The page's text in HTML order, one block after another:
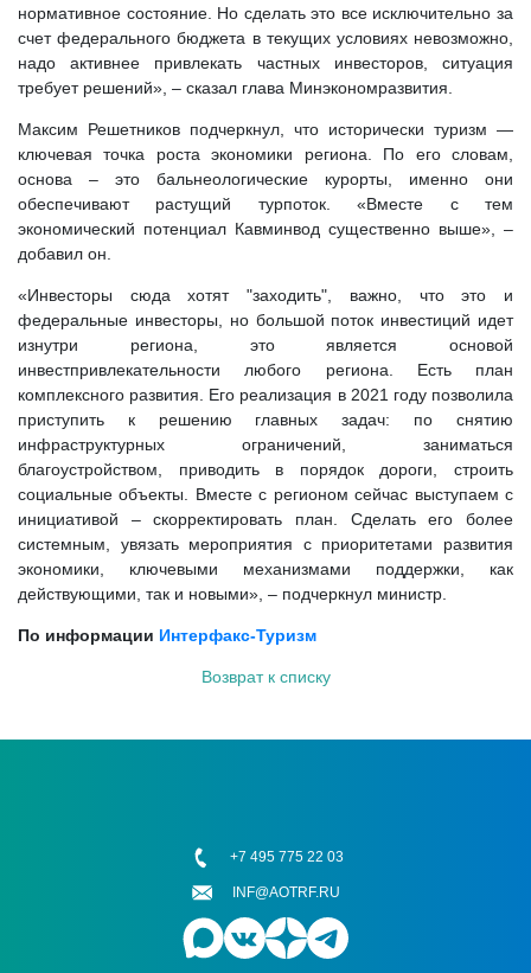
нормативное состояние. Но сделать это все исключительно за
счет федерального бюджета в текущих условиях невозможно,
надо активнее привлекать частных инвесторов, ситуация
требует решений», – сказал глава Минэкономразвития.
Максим Решетников подчеркнул, что исторически туризм —
ключевая точка роста экономики региона. По его словам,
основа – это бальнеологические курорты, именно они
обеспечивают растущий турпоток. «Вместе с тем
экономический потенциал Кавминвод существенно выше», –
добавил он.
«Инвесторы сюда хотят "заходить", важно, что это и
федеральные инвесторы, но большой поток инвестиций идет
изнутри региона, это является основой
инвестпривлекательности любого региона. Есть план
комплексного развития. Его реализация в 2021 году позволила
приступить к решению главных задач: по снятию
инфраструктурных ограничений, заниматься
благоустройством, приводить в порядок дороги, строить
социальные объекты. Вместе с регионом сейчас выступаем с
инициативой – скорректировать план. Сделать его более
системным, увязать мероприятия с приоритетами развития
экономики, ключевыми механизмами поддержки, как
действующими, так и новыми», – подчеркнул министр.
По информации Интерфакс-Туризм
Возврат к списку
+7 495 775 22 03
INF@AOTRF.RU